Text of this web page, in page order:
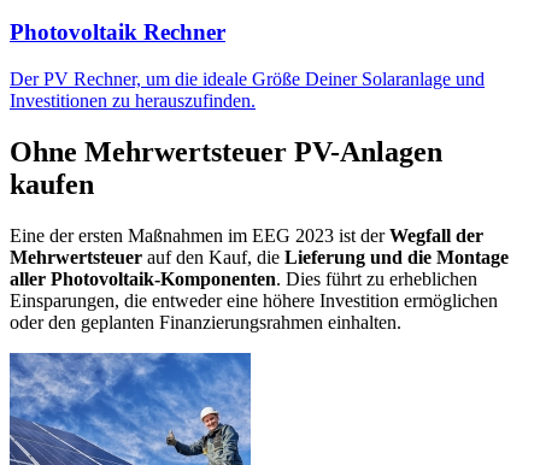
Photovoltaik Rechner
Der PV Rechner, um die ideale Größe Deiner Solaranlage und
Investitionen zu herauszufinden.
Ohne Mehrwertsteuer PV-Anlagen
kaufen
Eine der ersten Maßnahmen im EEG 2023 ist derWegfall der
Mehrwertsteuer auf den Kauf, die Lieferung und die Montage
aller Photovoltaik-Komponenten. Dies führt zu erheblichen
Einsparungen, die entweder eine höhere Investition ermöglichen
oder den geplanten Finanzierungsrahmen einhalten.